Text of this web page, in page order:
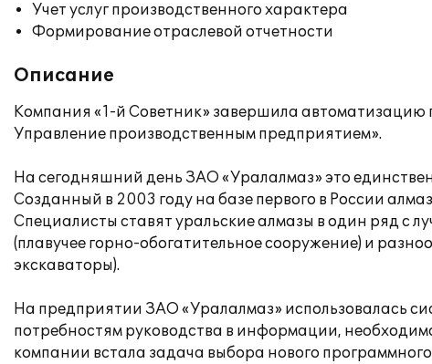
Учет услуг производственного характера
Формирование отраслевой отчетности
Описание
Компания «1-й Советник» завершила
Управление производственным предприятием».
На сегодняшний день ЗАО «Уралалмаз» это
Созданный в 2003 году на базе первого в России
Специалисты ставят уральские алмазы в один ряд с
(плавучее горно-обогатительное сооружение) и
экскаваторы).
На предприятии ЗАО «Уралалмаз» использовалась
потребностям руководства в информации,
компании встала задача выбора нового